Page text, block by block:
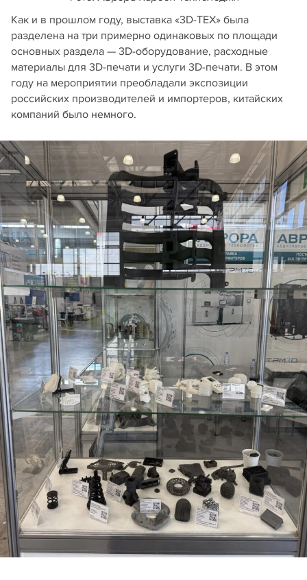
Как и в прошлом году, выставка «3D-ТЕХ» была
разделена на три примерно одинаковых по площади
основных раздела — 3D-оборудование, расходные
материалы для 3D-печати и услуги 3D-печати. В этом
году на мероприятии преобладали экспозиции
российских производителей и импортеров, китайских
компаний было немного.